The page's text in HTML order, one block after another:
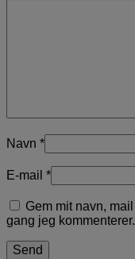
Navn *
E-mail *
Gem mit navn,
gang jeg kommenterer.